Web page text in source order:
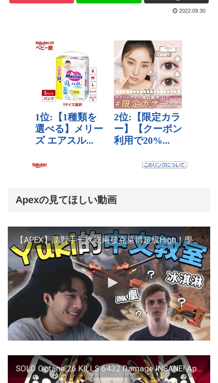
2022.09.30
Apexの見てほしい動画
【APEX】請對手一次吃兩發克萊博超級High！學了中文的Vaifs最後一言不和竟然硬了？｜ft.Vaifs AFuwu【Yuki】
SOLO Octane 26 KILLS 6432 Damage INSANE! Apex Legends Gameplay